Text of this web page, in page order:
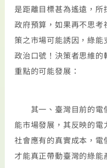
是距離目標甚為遙遠，
政府預算，如果再不思
策之市場可能誘因，綠
政治口號！決策者思維
重點的可能發展：
其一、臺灣目前的電
能市場發展，其反映的
社會應有的真實成本，電
才能真正帶動臺灣的綠能